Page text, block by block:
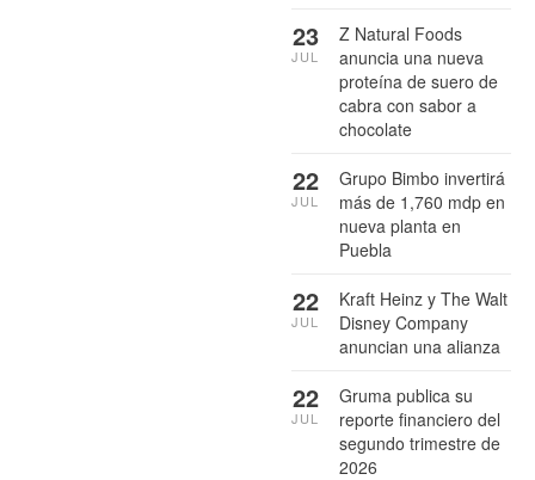
Z Natural Foods
anuncia una nueva
proteína de suero de
cabra con sabor a
chocolate
23
JUL
Grupo Bimbo invertirá
más de 1,760 mdp en
nueva planta en
Puebla
22
JUL
Kraft Heinz y The Walt
Disney Company
anuncian una alianza
22
JUL
Gruma publica su
reporte financiero del
segundo trimestre de
2026
22
JUL